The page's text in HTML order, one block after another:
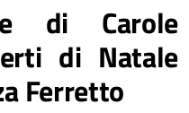
di Carole
di Natale
Ferretto